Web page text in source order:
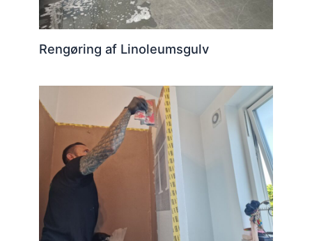
Rengøring af Linoleumsgulv